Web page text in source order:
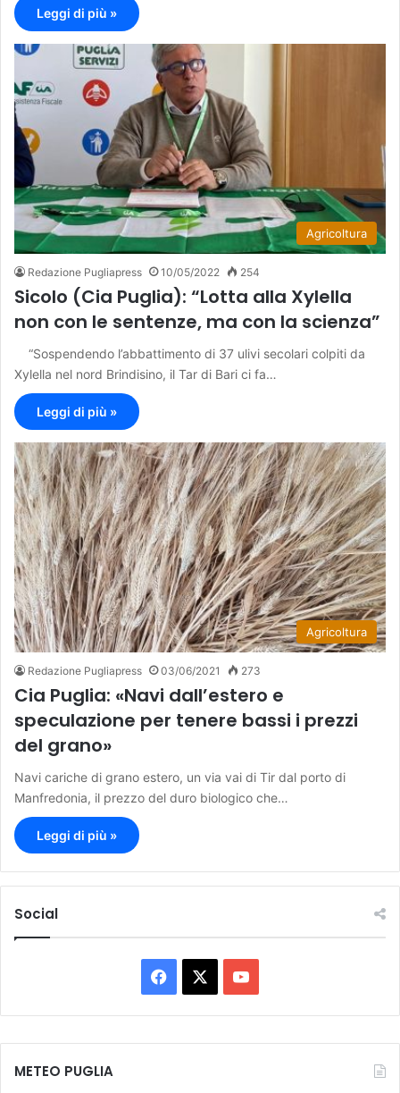
Leggi di più »
Agricoltura
Redazione Pugliapress 10/05/2022 254
Sicolo (Cia Puglia): “Lotta alla Xylella
non con le sentenze, ma con la scienza”
“Sospendendo l’abbattimento di 37 ulivi secolari colpiti da
Xylella nel nord Brindisino, il Tar di Bari ci fa…
Leggi di più »
Agricoltura
Redazione Pugliapress 03/06/2021 273
Cia Puglia: «Navi dall’estero e
speculazione per tenere bassi i prezzi
del grano»
Navi cariche di grano estero, un via vai di Tir dal porto di
Manfredonia, il prezzo del duro biologico che…
Leggi di più »
Social
a
c
o
u
METEO PUGLIA